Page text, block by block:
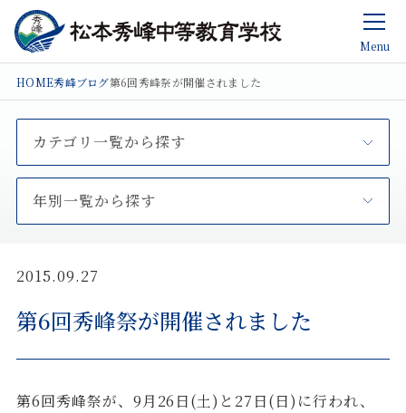
Menu
HOME秀峰ブログ第6回秀峰祭が開催されました
カテゴリ一覧から探す
年別一覧から探す
2015.09.27
第6回秀峰祭が開催されました
第6回秀峰祭が、9月26日(土)と27日(日)に行われ、